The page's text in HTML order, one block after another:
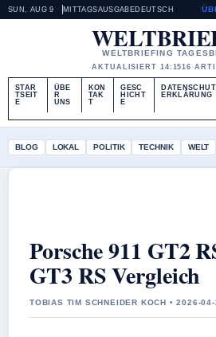
SUN, AUG 9 MITTAGSAUSGABEDEUTSCH
WELTBRIEFING
AKTUALISIERT 14:1516
STAR
TSEIT
E
ÜBE
R
UNS
KON
TAK
T
GESC
HICHT
E
ERKLÄRUNG
BLOG LOKAL POLITIK TECHNIK WELT
Porsche 911 GT2
GT3 RS Vergleich
TOBIAS TIM SCHNEIDER KOCH • 2026-